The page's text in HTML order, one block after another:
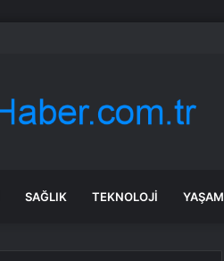
SAĞLIK TEKNOLOJI YAŞAM